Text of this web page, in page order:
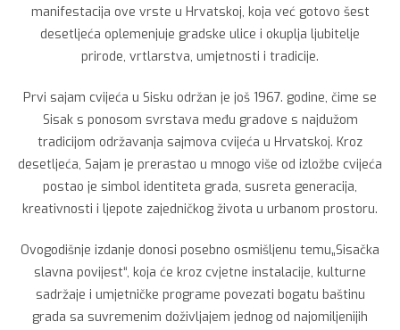
manifestacija ove vrste u Hrvatskoj, koja već gotovo šest
desetljeća oplemenjuje gradske ulice i okuplja ljubitelje
prirode, vrtlarstva, umjetnosti i tradicije.
Prvi sajam cvijeća u Sisku održan je još 1967. godine, čime se
Sisak s ponosom svrstava među gradove s najdužom
tradicijom održavanja sajmova cvijeća u Hrvatskoj. Kroz
desetljeća, Sajam je prerastao u mnogo više od izložbe cvijeća
postao je simbol identiteta grada, susreta generacija,
kreativnosti i ljepote zajedničkog života u urbanom prostoru.
Ovogodišnje izdanje donosi posebno osmišljenu temu„Sisačka
slavna povijest“, koja će kroz cvjetne instalacije, kulturne
sadržaje i umjetničke programe povezati bogatu baštinu
grada sa suvremenim doživljajem jednog od najomiljenijih